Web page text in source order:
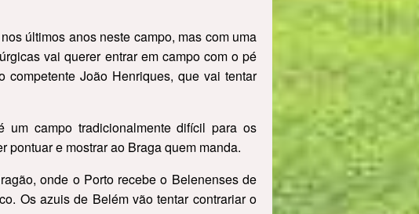
últimos anos neste campo, mas com uma
vai querer entrar em campo com o pé
João Henriques, que vai tentar
campo tradicionalmente difícil para os
pontuar e mostrar ao Braga quem manda.
onde o Porto recebe o Belenenses de
Os azuis de Belém vão tentar contrariar o